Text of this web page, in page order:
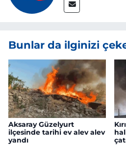
Bunlar da ilginizi
Aksaray Güzelyurt
ilçesinde tarihi ev alev alev
yandı